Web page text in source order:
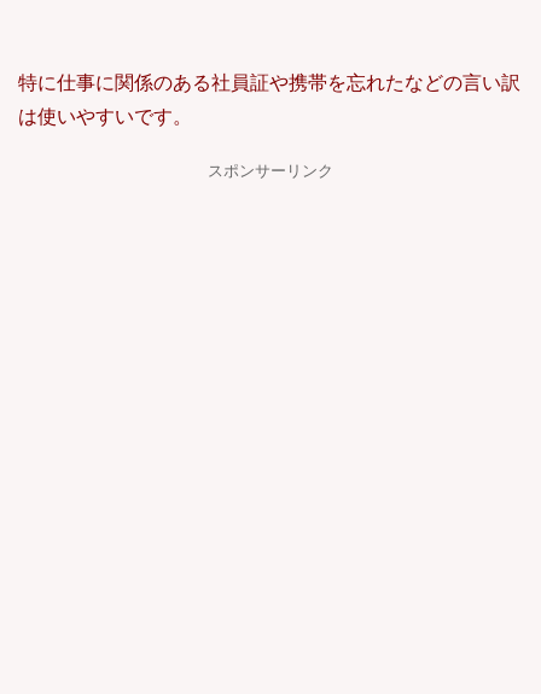
特に仕事に関係のある社員証や携帯を忘れたなどの言い訳
は使いやすいです。
スポンサーリンク